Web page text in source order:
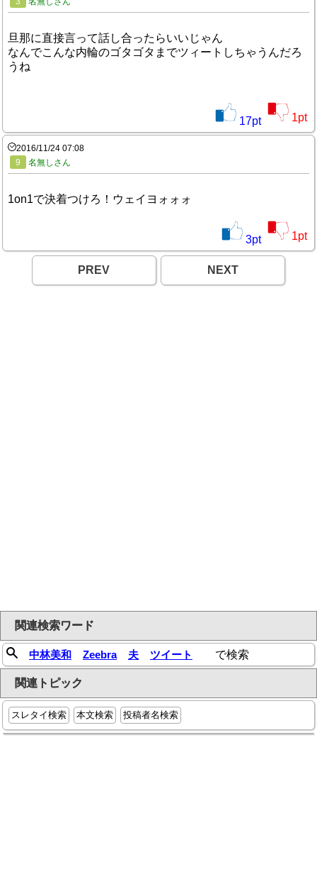
旦那に直接言って話し合ったらいいじゃん
なんでこんな内輪のゴタゴタまでツィートしちゃうんだろ
うね
17pt 1pt
2016/11/24 07:08
9
名無しさん
1on1で決着つけろ！ウェイヨォォォ
3pt 1pt
PREV NEXT
関連検索ワード
中林美和 Zeebra 夫 ツイート で検索
関連トピック
スレタイ検索 本文検索 投稿者名検索